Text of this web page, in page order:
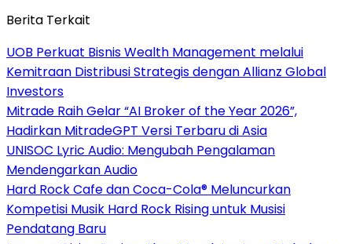
Berita Terkait
UOB Perkuat Bisnis Wealth Management melalui
Kemitraan Distribusi Strategis dengan Allianz Global
Investors
Mitrade Raih Gelar “AI Broker of the Year 2026”,
Hadirkan MitradeGPT Versi Terbaru di Asia
UNISOC Lyric Audio: Mengubah Pengalaman
Mendengarkan Audio
Hard Rock Cafe dan Coca-Cola® Meluncurkan
Kompetisi Musik Hard Rock Rising untuk Musisi
Pendatang Baru